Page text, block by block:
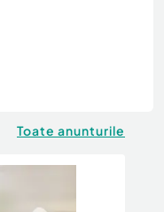
Toate anunturile